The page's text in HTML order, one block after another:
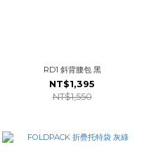
RD1 斜背腰包 黑
NT$1,395
NT$1,550